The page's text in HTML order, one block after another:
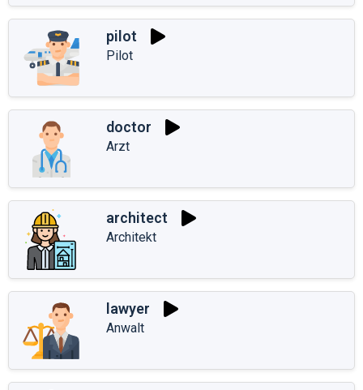
pilot
Pilot
doctor
Arzt
architect
Architekt
lawyer
Anwalt